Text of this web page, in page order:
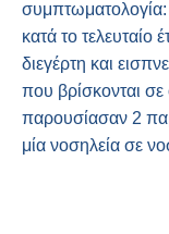
συμπτωματολογία:
κατά το τελευταίο
διεγέρτη και
που βρίσκονται σε
παρουσίασαν 2
μία νοσηλεία σε